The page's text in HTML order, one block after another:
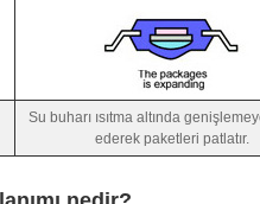
Su buharı ısıtma altında
ederek paketleri patlatır.